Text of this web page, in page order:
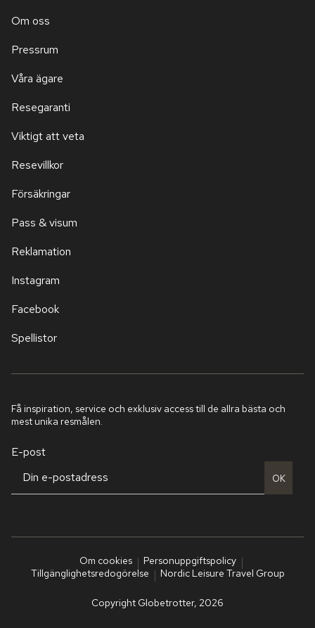
Om oss
Pressrum
Våra ägare
Resegaranti
Viktigt att veta
Resevillkor
Försäkringar
Pass & visum
Reklamation
Instagram
Facebook
Spellistor
Få inspiration, service och exklusiv access till de allra bästa och
mest unika resmålen.
E-post
OK
Om cookies
Personuppgiftspolicy
Tillgänglighetsredogörelse
Nordic Leisure Travel Group
Copyright Globetrotter, 2026